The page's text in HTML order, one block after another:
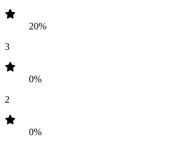
20%
3
0%
2
0%